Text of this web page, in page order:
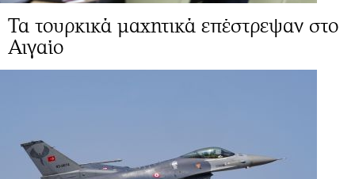
Τα τουρκικά μαχητικά επέστρεψαν στο
Αιγαίο